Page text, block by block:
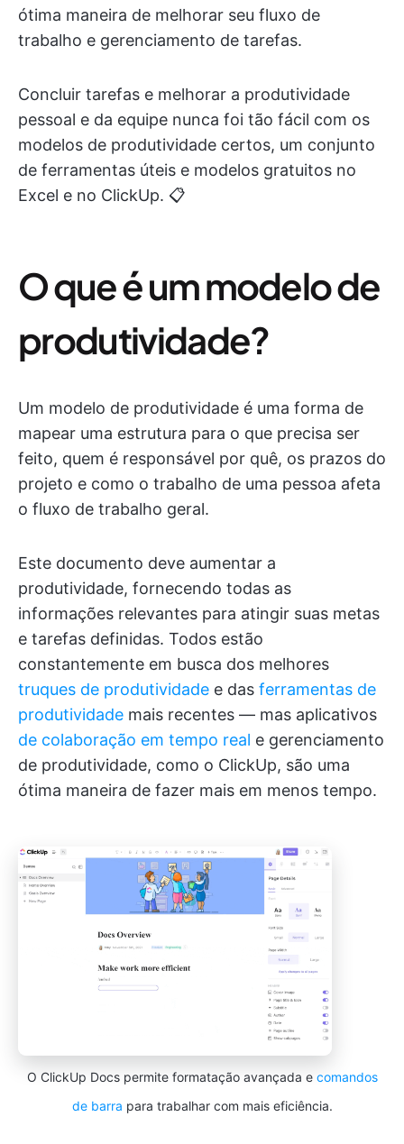
ótima maneira de melhorar seu fluxo de
trabalho e gerenciamento de tarefas.
Concluir tarefas e melhorar a produtividade
pessoal e da equipe nunca foi tão fácil com os
modelos de produtividade certos, um conjunto
de ferramentas úteis e modelos gratuitos no
Excel e no ClickUp. 📋
O que é um modelo de
produtividade?
Um modelo de produtividade é uma forma de
mapear uma estrutura para o que precisa ser
feito, quem é responsável por quê, os prazos do
projeto e como o trabalho de uma pessoa afeta
o fluxo de trabalho geral.
Este documento deve aumentar a
produtividade, fornecendo todas as
informações relevantes para atingir suas metas
e tarefas definidas. Todos estão
constantemente em busca dos melhores
truques de produtividade e das ferramentas de
produtividade mais recentes — mas aplicativos
de colaboração em tempo real e gerenciamento
de produtividade, como o ClickUp, são uma
ótima maneira de fazer mais em menos tempo.
O ClickUp Docs permite formatação avançada e comandos
de barra para trabalhar com mais eficiência.